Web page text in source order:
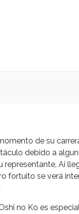
de su
debido a
Ai
fortuito se verá
no Ko es